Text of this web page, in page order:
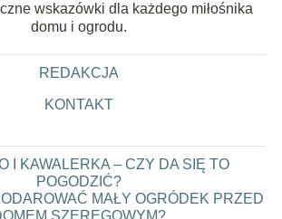
wskazówki dla każdego miłośnika
domu i ogrodu.
REDAKCJA
KONTAKT